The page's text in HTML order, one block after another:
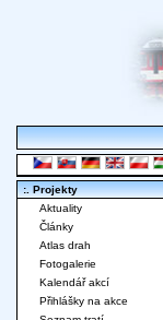
:. Projekty
Aktuality
Články
Atlas drah
Fotogalerie
Kalendář akcí
Přihlášky na akce